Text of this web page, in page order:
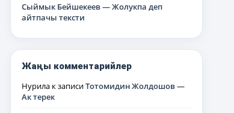
Сыймык Бейшекеев — Жолукпа деп
айтпачы тексти
Жаңы комментарийлер
Нурила к записиТотомидин Жолдошов —
Ак терек